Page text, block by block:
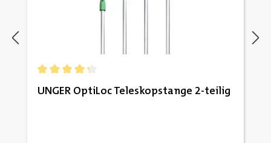
UNGER OptiLoc Teleskopstange 2-teilig